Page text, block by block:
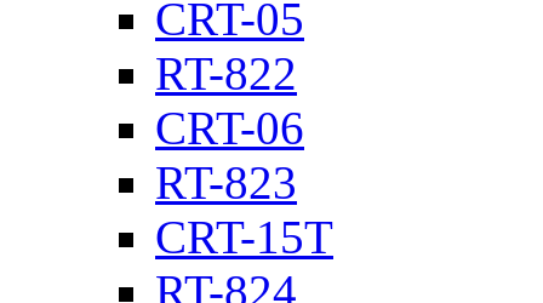
CRT-05
RT-822
CRT-06
RT-823
CRT-15T
RT-824